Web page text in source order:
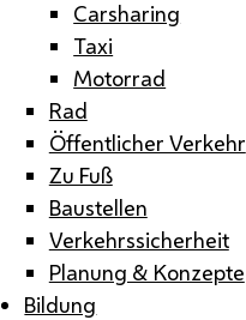
Carsharing
Taxi
Motorrad
Rad
Öffentlicher Verkehr
Zu Fuß
Baustellen
Verkehrssicherheit
Planung & Konzepte
Bildung